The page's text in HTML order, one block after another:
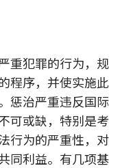
重犯罪的行为，规
程序，并使实施此
惩治严重违反国际
可或缺，特别是考
行为的严重性，对
同利益。有几项基